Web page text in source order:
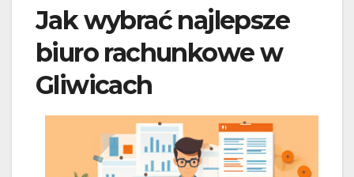
Jak wybrać najlepsze
biuro rachunkowe w
Gliwicach